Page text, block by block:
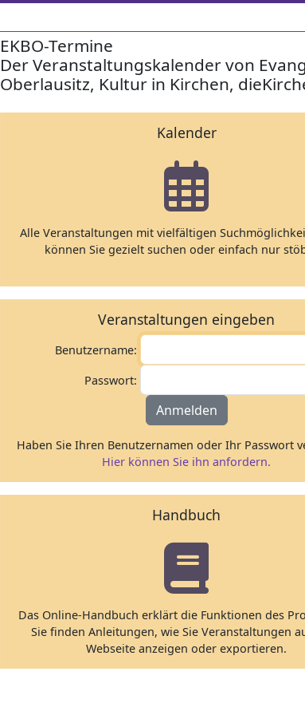
EKBO-Termine
Der Veranstaltungskalender von
Oberlausitz, Kultur in Kirchen,
Kalender
Alle Veranstaltungen mit vielfältigen
können Sie gezielt suchen oder einfach nur
Veranstaltungen eingeben
Benutzername:
Passwort:
Anmelden
Haben Sie Ihren Benutzernamen oder Ihr Passwort
Hier können Sie ihn anfordern.
Handbuch
Das Online-Handbuch erklärt die Funktionen des
Sie finden Anleitungen, wie Sie Veranstaltungen
Webseite anzeigen oder exportieren.